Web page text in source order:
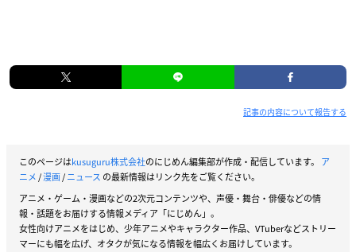
記事の内容について報告する
このページはkusuguru株式会社のにじめん編集部が作成・配信しています。 ア
ニメ/漫画/ニュース の最新情報はリンク先をご覧ください。
アニメ・ゲーム・漫画などの2次元コンテンツや、声優・舞台・俳優などの情
報・話題をお届けする情報メディア「にじめん」。
女性向けアニメをはじめ、少年アニメやキャラクター作品、VTuberなどストリー
マーにも幅を広げ、オタクが気になる情報を幅広くお届けしています。